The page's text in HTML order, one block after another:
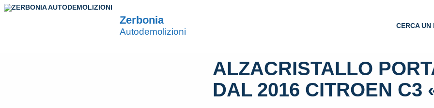
Zerbonia
Autodemolizioni
CERCA UN
ALZACRISTALLO
DAL 2016 CITROEN C3